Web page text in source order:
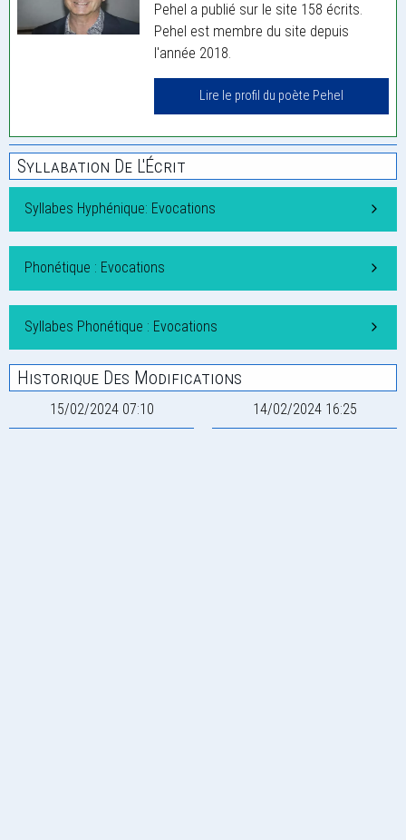
Pehel a publié sur le site 158 écrits.
Pehel est membre du site depuis
l'année 2018.
Lire le profil du poète Pehel
Syllabation De L'Écrit
Syllabes Hyphénique: Evocations
Phonétique : Evocations
Syllabes Phonétique : Evocations
Historique Des Modifications
15/02/2024 07:10 14/02/2024 16:25